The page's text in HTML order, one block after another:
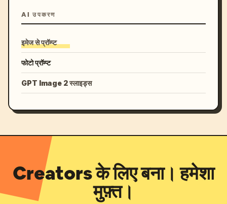
AI उपकरण
इमेज से प्रॉम्प्ट
फोटो प्रॉम्प्ट
GPT Image 2 स्लाइड्स
Creators के लिए बना। हमेशा
मुफ़्त।